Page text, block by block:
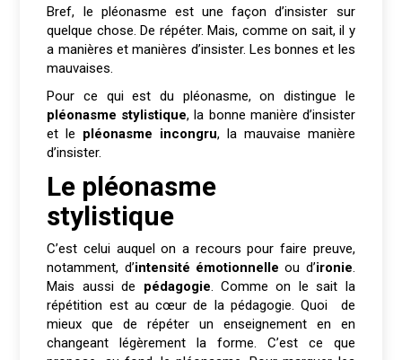
Bref, le pléonasme est une façon d’insister sur
quelque chose. De répéter. Mais, comme on sait, il y
a manières et manières d’insister. Les bonnes et les
mauvaises.
Pour ce qui est du pléonasme, on distingue le
pléonasme stylistique, la bonne manière d’insister
et le pléonasme incongru, la mauvaise manière
d’insister.
Le pléonasme
stylistique
C’est celui auquel on a recours pour faire preuve,
notamment, d’intensité émotionnelle ou d’ironie
Mais aussi de pédagogie . Comme on le sait la
répétition est au cœur de la pédagogie. Quoi de
mieux que de répéter un enseignement en en
changeant légèrement la forme. C’est ce que